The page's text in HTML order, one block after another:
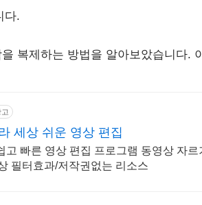
다.
복제하는 방법을 알아보았습니다.
고
세상 쉬운 영상 편집
고 빠른 영상 편집 프로그램 동영상 자르
필터효과/저작권없는 리소스